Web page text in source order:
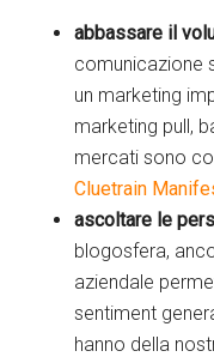
abbassare il
comunicazione
un marketing
marketing pull,
mercati sono
Cluetrain
ascoltare le
blogosfera,
aziendale
sentiment
hanno della